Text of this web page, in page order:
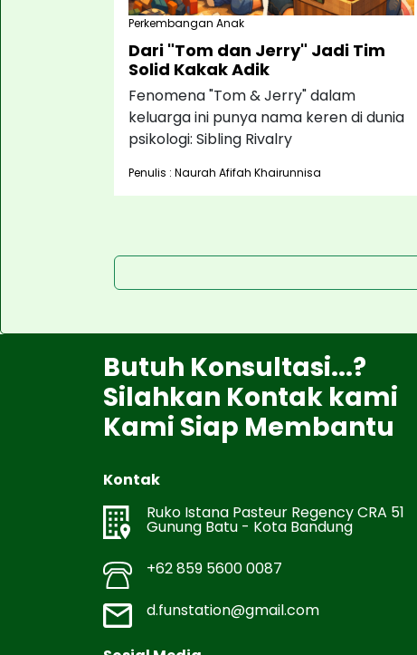
Perkembangan Anak
Dari "Tom dan Jerry" Jadi Tim
Solid Kakak Adik
Fenomena "Tom & Jerry" dalam
keluarga ini punya nama keren di dunia
psikologi: Sibling Rivalry
Penulis : Naurah Afifah Khairunnisa
Butuh Konsultasi...?
Silahkan Kontak kami
Kami Siap Membantu
Kontak
Ruko Istana Pasteur Regency CRA 51
Gunung Batu - Kota Bandung
+62 859 5600 0087
d.funstation@gmail.com